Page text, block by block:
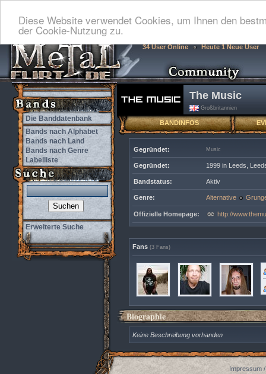
Diese Website verwendet Cookies, um Ihnen den
der Cookie-Nutzung zu.
34 User Online Heute 1 Neue User
Die Banddatenbank
Bands nach Alphabet
Bands nach Land
Bands nach Genre
Labelliste
Erweiterte Suche
The Music
Großbritannien
BANDINFOS
Gegründet: Music
Gegründet: 1999 in Leeds,
Bandstatus: Aktiv
Genre: Alternative
Offizielle Homepage: http://
Fans (3 Fans)
Biographie
Keine Beschreibung vorhanden
Impressum